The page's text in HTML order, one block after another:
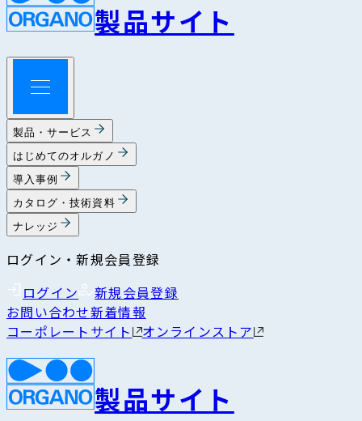
製品サイト
製品・サービス
はじめてのオルガノ
導入事例
カタログ・技術資料
ナレッジ
ログイン・新規会員登録
ログイン
新規会員登録
お問い合わせ新着情報
コーポレートサイト
オンラインストア
製品サイト